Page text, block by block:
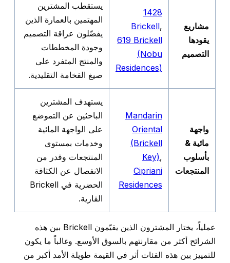
مشاريع
يقودها
التصميم
1428
Brickell,
619 Brickell
(Nobu
Residences)
يستقطب المشترين
المهتمين بالعمارة الذين
يفضّلون عراقة التصميم
وجودة المخططات
والمنتج المتفرد على
صيغ الفخامة التقليدية.
واجهة
مائية &
بأسلوب
المنتجعات
Mandarin
Oriental
(Brickell
Key),
Cipriani
Residences
يستهدف المشترين
الباحثين عن التموضع
على الواجهة المائية
وخدمات بمستوى
المنتجعات وقدر من
الانفصال عن الكثافة
الحضرية في Brickell
القارية.
عملياً، يختار المشترون الذين يقيّمون Brickell بين هذه
الشرائح أكثر من مقارنتهم بالسوق الأوسع. وغالباً ما يكون
للتمييز بين هذه الفئات أثر في القيمة طويلة الأمد أكبر من